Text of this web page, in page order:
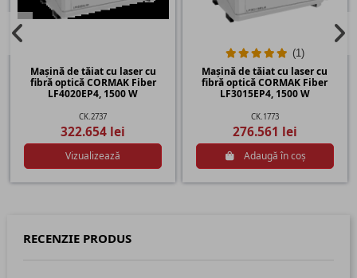
Mașină de tăiat cu laser cu
fibră optică CORMAK Fiber
LF4020EP4, 1500 W
CK.2737
322.654 lei
Vizualizează
Mașină de tăiat cu laser cu
fibră optică CORMAK Fiber
LF3015EP4, 1500 W
CK.1773
(1)
276.561 lei
Adaugă în coș
RECENZIE PRODUS